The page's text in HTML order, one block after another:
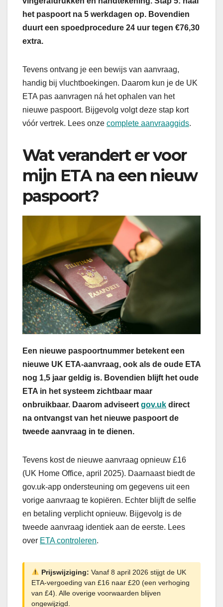
het paspoort na 5 werkdagen op. Bovendien
duurt een spoedprocedure 24 uur tegen €76,30
extra.
Tevens ontvang je een bewijs van aanvraag,
handig bij vluchtboekingen. Daarom kun je de UK
ETA pas aanvragen ná het ophalen van het
nieuwe paspoort. Bijgevolg volgt deze stap kort
vóór vertrek. Lees onze complete aanvraaggids.
Wat verandert er voor
mijn ETA na een nieuw
paspoort?
Een nieuwe paspoortnummer betekent een
nieuwe UK ETA-aanvraag, ook als de oude ETA
nog 1,5 jaar geldig is. Bovendien blijft het oude
ETA in het systeem zichtbaar maar
onbruikbaar. Daarom adviseert gov.uk direct
na ontvangst van het nieuwe paspoort de
tweede aanvraag in te dienen.
Tevens kost de nieuwe aanvraag opnieuw £16
(UK Home Office, april 2025). Daarnaast biedt de
gov.uk-app ondersteuning om gegevens uit een
vorige aanvraag te kopiëren. Echter blijft de selfie
en betaling verplicht opnieuw. Bijgevolg is de
tweede aanvraag identiek aan de eerste. Lees
over ETA controleren.
Prijswijziging: Vanaf 8 april 2026 stijgt de UK
ETA-vergoeding van £16 naar £20 (een verhoging
van £4). Alle overige voorwaarden blijven
ongewijzigd.